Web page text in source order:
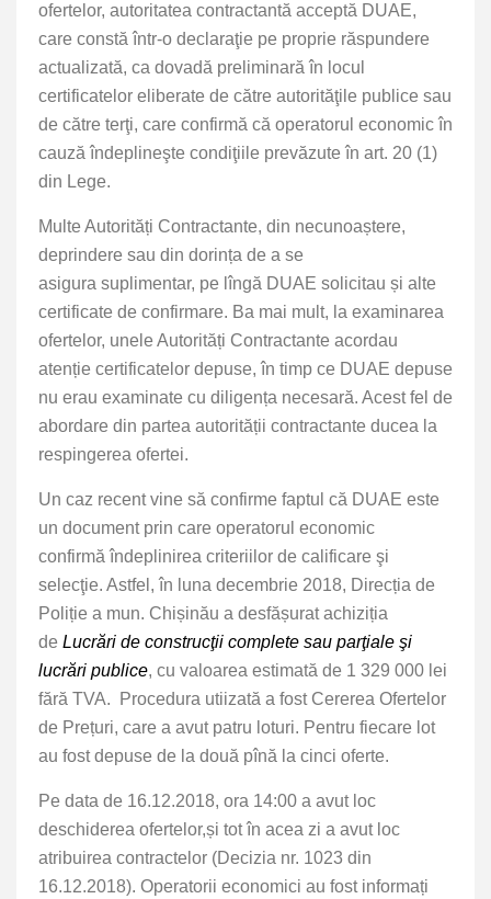
ofertelor, autoritatea contractantă acceptă DUAE,
care constă într-o declaraţie pe proprie răspundere
actualizată, ca dovadă preliminară în locul
certificatelor eliberate de către autorităţile publice sau
de către terţi, care confirmă că operatorul economic în
cauză îndeplineşte condiţiile prevăzute în art. 20 (1)
din Lege.
Multe Autorități Contractante, din necunoaștere,
deprindere sau din dorința de a se
asigura suplimentar, pe lîngă DUAE solicitau și alte
certificate de confirmare. Ba mai mult, la examinarea
ofertelor, unele Autorități Contractante acordau
atenție certificatelor depuse, în timp ce DUAE depuse
nu erau examinate cu diligența necesară. Acest fel de
abordare din partea autorității contractante ducea la
respingerea ofertei.
Un caz recent vine să confirme faptul că DUAE este
un document prin care operatorul economic
confirmă îndeplinirea criteriilor de calificare şi
selecţie. Astfel, în luna decembrie 2018, Direcția de
Poliție a mun. Chișinău a desfășurat achiziția
de Lucrări de construcţii complete sau parţiale şi
lucrări publice, cu valoarea estimată de 1 329 000 lei
fără TVA. Procedura utiizată a fost Cererea Ofertelor
de Prețuri, care a avut patru loturi. Pentru fiecare lot
au fost depuse de la două pînă la cinci oferte.
Pe data de 16.12.2018, ora 14:00 a avut loc
deschiderea ofertelor,și tot în acea zi a avut loc
atribuirea contractelor (Decizia nr. 1023 din
16.12.2018). Operatorii economici au fost informați